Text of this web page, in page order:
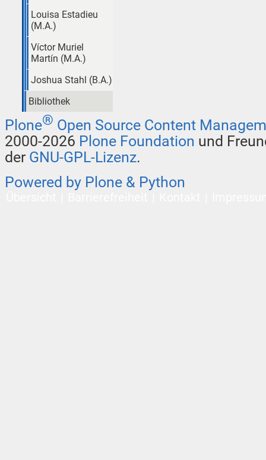
Louisa Estadieu
(M.A.)
Víctor Muriel
Martín (M.A.)
Joshua Stahl (B.A.)
Bibliothek
Plone® Open Source Content
2000-2026 Plone Foundation und
der GNU-GPL-Lizenz.
Powered by Plone & Python